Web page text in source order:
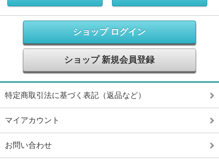
ショップ ログイン
ショップ 新規会員登録
特定商取引法に基づく表記（返品など）
マイアカウント
お問い合わせ